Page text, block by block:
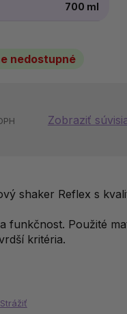
Zobraziť
shaker Reflex s
funkčnost. Použité
kritéria.
Strážiť
700 ml
nedostupné